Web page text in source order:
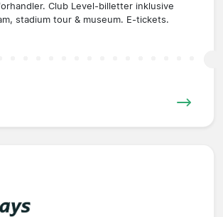
Club Level-billetter inklusive
stadium tour & museum. E-tickets.